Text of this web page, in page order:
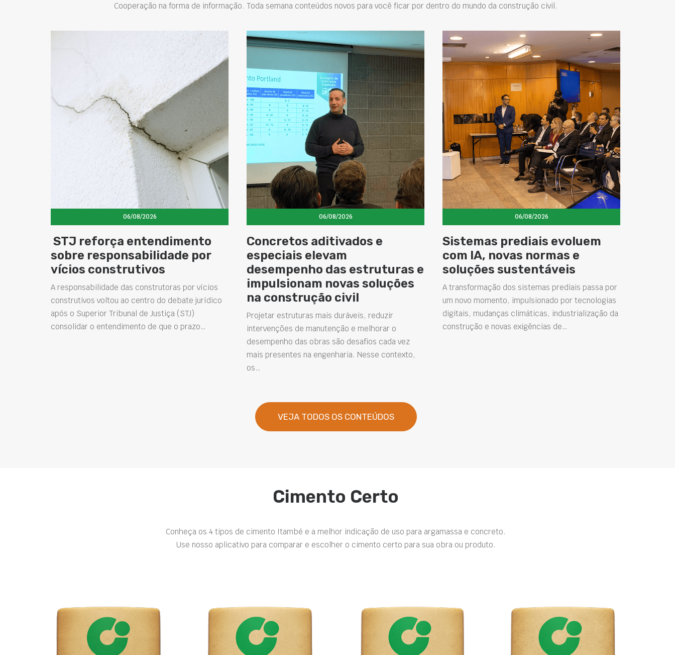
Cooperação na forma de informação. Toda semana conteúdos novos para você ficar por dentro do mundo da construção civil.
06/08/2026
STJ reforça entendimento
sobre responsabilidade por
vícios construtivos
A responsabilidade das construtoras por vícios
construtivos voltou ao centro do debate jurídico
após o Superior Tribunal de Justiça (STJ)
consolidar o entendimento de que o prazo…
06/08/2026
Concretos aditivados e
especiais elevam
desempenho das estruturas e
impulsionam novas soluções
na construção civil
Projetar estruturas mais duráveis, reduzir
intervenções de manutenção e melhorar o
desempenho das obras são desafios cada vez
mais presentes na engenharia. Nesse contexto,
os…
06/08/2026
Sistemas prediais evoluem
com IA, novas normas e
soluções sustentáveis
A transformação dos sistemas prediais passa por
um novo momento, impulsionado por tecnologias
digitais, mudanças climáticas, industrialização da
construção e novas exigências de…
VEJA TODOS OS CONTEÚDOS
Cimento Certo
Conheça os 4 tipos de cimento Itambé e a melhor indicação de uso para argamassa e concreto.
Use nosso aplicativo para comparar e escolher o cimento certo para sua obra ou produto.